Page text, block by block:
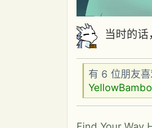
当时的
有 6 位朋友